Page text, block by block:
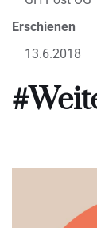
Erschienen
13.6.2018